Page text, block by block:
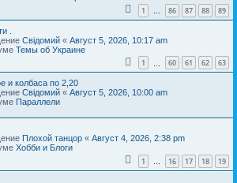
1 … 86 87 88 89
.
Свідомий « Август 5, 2026, 10:17 am
Темы об Украине
1 60 61 62 63
и колбаса по 2,20
Свідомий « Август 5, 2026, 10:00 am
Параллели
Плохой танцор « Август 4, 2026, 2:38 pm
Хобби и Блоги
1 … 16 17 18 19